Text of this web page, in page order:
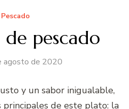
Pescado
de pescado
agosto de 2020
y un sabor inigualable,
principales de este plato: la